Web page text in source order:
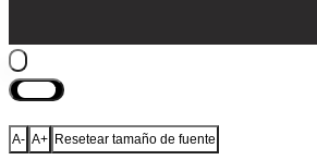
Cerrar
A- A+ Resetear tamaño de fuente